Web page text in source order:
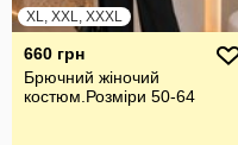
XL, XXL, XXXL
660 грн
Брючний жiночий
костюм.Розмiри 50-64